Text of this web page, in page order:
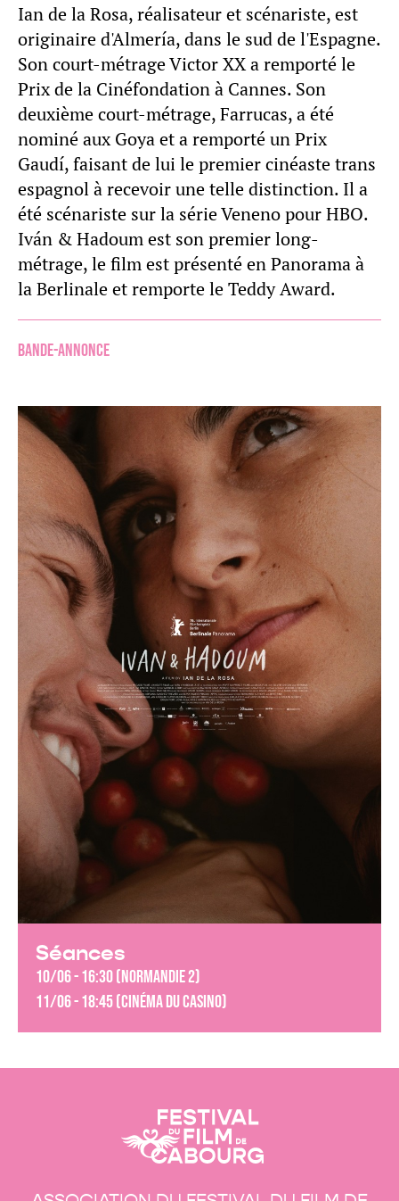
Ian de la Rosa, réalisateur et scénariste, est
originaire d'Almería, dans le sud de l'Espagne.
Son court-métrage Victor XX a remporté le
Prix de la Cinéfondation à Cannes. Son
deuxième court-métrage, Farrucas, a été
nominé aux Goya et a remporté un Prix
Gaudí, faisant de lui le premier cinéaste trans
espagnol à recevoir une telle distinction. Il a
été scénariste sur la série Veneno pour HBO.
Iván & Hadoum est son premier long-
métrage, le film est présenté en Panorama à
la Berlinale et remporte le Teddy Award.
Bande-annonce
Séances
10/06 - 16:30 (Normandie 2)
11/06 - 18:45 (Cinéma du Casino)